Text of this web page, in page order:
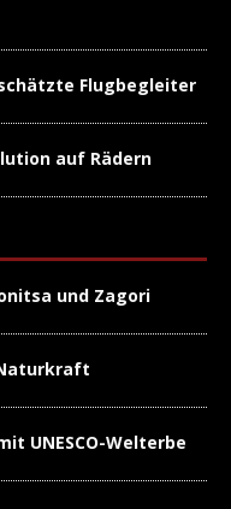
Flugbegleiter
auf Rädern
und Zagori
UNESCO-Welterbe